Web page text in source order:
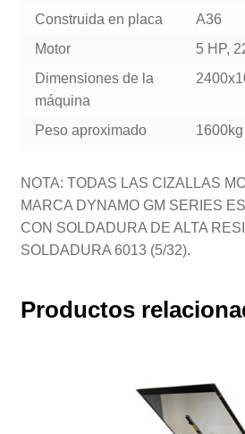
Construida en placa
A36
Motor
5 HP,
Dimensiones de la
máquina
Peso aproximado 1600kg
NOTA: TODAS LAS CIZALLAS
MARCA DYNAMO GM SERIES
CON SOLDADURA DE ALTA
SOLDADURA 6013 (5/32).
Productos